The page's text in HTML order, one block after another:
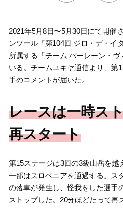
2021年5月8日〜5月30日にて開催
ンツール『第104回 ジロ・デ・イ
所属する「チーム バーレーン・
いる。チームユキヤ通信より、第
手のコメントが届いた。
レースは一時ス
再スタート
第15ステージは3回の3級山岳を越
一部はスロベニアを通過する。ス
の落車が発生し、怪我をした選手
ストップした。20分ほどたって再